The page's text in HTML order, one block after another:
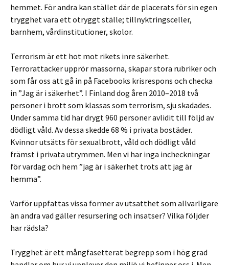
hemmet. För andra kan stället där de placerats för sin egen
trygghet vara ett otryggt ställe; tillnyktringsceller,
barnhem, vårdinstitutioner, skolor.
Terrorism är ett hot mot rikets inre säkerhet.
Terrorattacker upprör massorna, skapar stora rubriker och
som får oss att gå in på Facebooks krisrespons och checka
in ”Jag är i säkerhet”. I Finland dog åren 2010–2018 två
personer i brott som klassas som terrorism, sju skadades.
Under samma tid har drygt 960 personer avlidit till följd av
dödligt våld. Av dessa skedde 68 % i privata bostäder.
Kvinnor utsätts för sexualbrott, våld och dödligt våld
främst i privata utrymmen. Men vi har inga incheckningar
för vardag och hem ”jag är i säkerhet trots att jag är
hemma”.
Varför uppfattas vissa former av utsatthet som allvarligare
än andra vad gäller resursering och insatser? Vilka följder
har rädsla?
Trygghet är ett mångfasetterat begrepp som i hög grad